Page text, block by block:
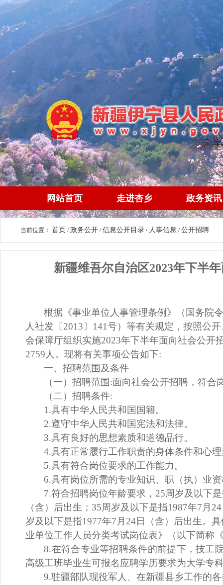
网站首页 走进杏乡 政务资讯
当前位置： 首页 /政务公开 /信息公开目录 / 人事信息 /公开招聘
新疆维吾尔自治区2023年下半
根据《事业单位人事管理条例》（国务院
人社发〔 2013〕141号） 等有关规定 ，按照公
会保障厅组织实施2023年下半年面向社会公开
2759人 。现将有关事项公告如下:
一、招聘范围 及条件
（一）招聘范围:面向社会公开招聘，符合
（二）招聘条件:
1 .具有中华人民共和国国籍。
2.遵守中华人民共和国宪法和法律。
3.具有良好的思想素质和道德品行。
4.具有正常履行工作职责的身体条件和心
5.具有符合岗位要求的工作能力。
6.具有岗位所需的专业知识、职（执 ） 业
7.符合招聘岗位年龄要求，25周岁及以下
（含）后出生；35周岁及以下是指1987年7月
岁及以下是指1977年7月24日（含）后出生。 具
业单位工作人员分类考试岗位表》（以下简称
8.在符合专业等招聘条件的前提下，技工
高级工班毕业生可报名应聘学历要求为大学专
9.驻疆部队现役军人、在新疆县乡工作的